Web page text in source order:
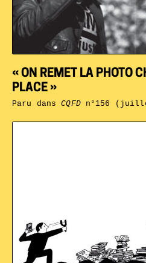
« ON REMET LA PHOTO
PLACE »
Paru dansCQFDn°156